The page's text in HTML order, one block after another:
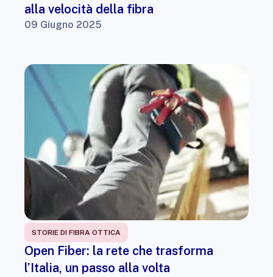
alla velocità della fibra
09 Giugno 2025
STORIE DI FIBRA OTTICA
Open Fiber: la rete che trasforma
l’Italia, un passo alla volta